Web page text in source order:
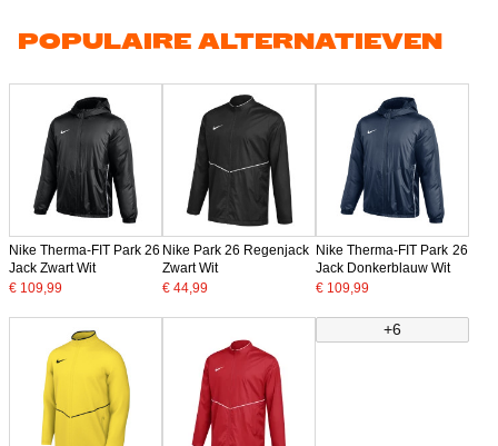
POPULAIRE ALTERNATIEVEN
Nike Therma-FIT Park 26
Jack Zwart Wit
€ 109,99
Nike Park 26 Regenjack
Zwart Wit
€ 44,99
Nike Therma-FIT Park 26
Jack Donkerblauw Wit
€ 109,99
+6